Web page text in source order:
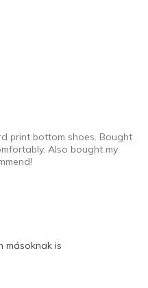
size
Shoes
print bottom shoes. Bought
Also bought my
másoknak is